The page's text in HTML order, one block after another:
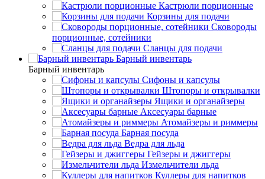
Кастрюли порционные
Корзины для подачи
Сковороды
порционные, сотейники
Сланцы для подачи
Барный инвентарь
Барный инвентарь
Сифоны и капсулы
Штопоры и открывалки
Ящики и органайзеры
Аксесуары барные
Атомайзеры и риммеры
Барная посуда
Ведра для льда
Гейзеры и джиггеры
Измельчители льда
Куллеры для напитков